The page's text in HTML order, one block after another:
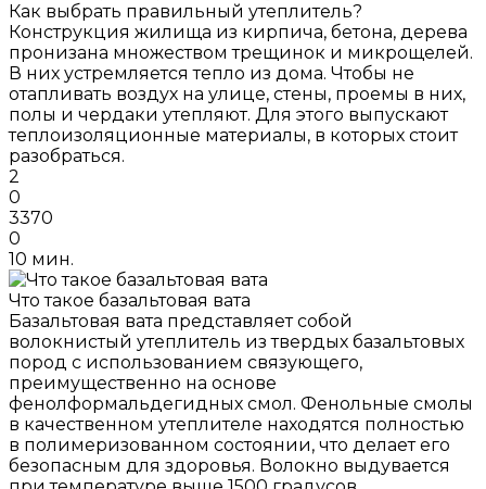
Как выбрать правильный утеплитель?
Конструкция жилища из кирпича, бетона, дерева
пронизана множеством трещинок и микрощелей.
В них устремляется тепло из дома. Чтобы не
отапливать воздух на улице, стены, проемы в них,
полы и чердаки утепляют. Для этого выпускают
теплоизоляционные материалы, в которых стоит
разобраться.
2
0
3370
0
10 мин.
Что такое базальтовая вата
Базальтовая вата представляет собой
волокнистый утеплитель из твердых базальтовых
пород с использованием связующего,
преимущественно на основе
фенолформальдегидных смол. Фенольные смолы
в качественном утеплителе находятся полностью
в полимеризованном состоянии, что делает его
безопасным для здоровья. Волокно выдувается